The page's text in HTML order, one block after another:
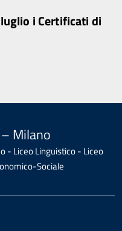
i Certificati di
Milano
- Liceo Linguistico - Liceo
Sociale